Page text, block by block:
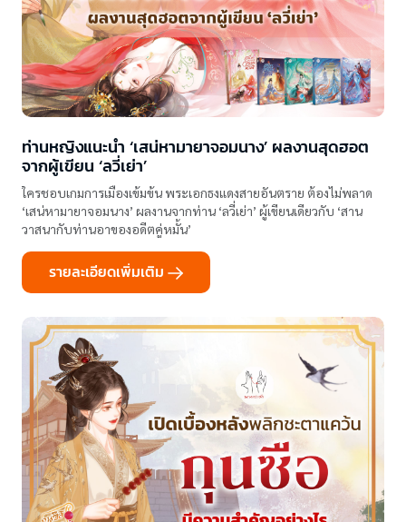
ท่านหญิงแนะนำ ‘เสน่หามายาจอมนาง’ ผลงานสุดฮอต
จากผู้เขียน ‘ลวี่เย่า’
ใครชอบเกมการเมืองเข้มข้น พระเอกธงแดงสายอันตราย ต้องไม่พลาด
‘เสน่หามายาจอมนาง’ ผลงานจากท่าน ‘ลวี่เย่า’ ผู้เขียนเดียวกับ ‘สาน
วาสนากับท่านอาของอดีตคู่หมั้น’
รายละเอียดเพิ่มเติม